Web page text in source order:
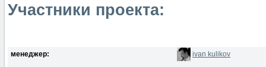
Участники проекта:
менеджер: ivan kulikov